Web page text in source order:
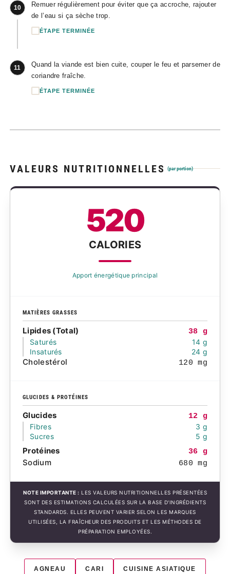
10
Remuer régulièrement pour éviter que ça accroche, rajouter
de l’eau si ça sèche trop.
ÉTAPE TERMINÉE
11
Quand la viande est bien cuite, couper le feu et parsemer de
coriandre fraîche.
ÉTAPE TERMINÉE
VALEURS NUTRITIONNELLES (par portion)
520
CALORIES
Apport énergétique principal
MATIÈRES GRASSES
Lipides (Total)
38 g
Saturés
14 g
Insaturés
24 g
Cholestérol 120 mg
GLUCIDES & PROTÉINES
Glucides
12 g
Fibres
3 g
Sucres
5 g
Protéines 36 g
Sodium 680 mg
NOTE IMPORTANTE : LES VALEURS NUTRITIONNELLES PRÉSENTÉES
SONT DES ESTIMATIONS CALCULÉES SUR LA BASE D'INGRÉDIENTS
STANDARDS. ELLES PEUVENT VARIER SELON LES MARQUES
UTILISÉES, LA FRAÎCHEUR DES PRODUITS ET LES MÉTHODES DE
PRÉPARATION EMPLOYÉES.
AGNEAU CARI CUISINE ASIATIQUE